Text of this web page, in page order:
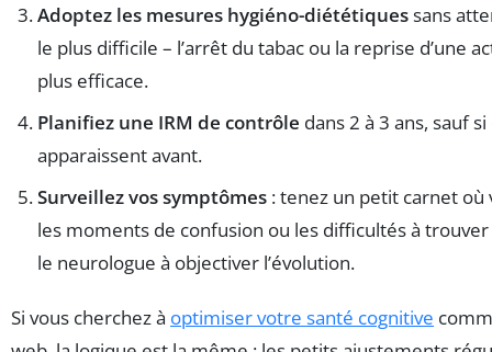
Adoptez les mesures hygiéno-diététiquessans
le plus difficile – l’arrêt du tabac ou la reprise d’une
plus efficace.
Planifiez une IRM de contrôle dans 2 à 3 ans, sauf
apparaissent avant.
Surveillez vos symptômes : tenez un petit carnet où
les moments de confusion ou les difficultés à trouver
le neurologue à objectiver l’évolution.
Si vous cherchez à optimiser votre santé cognitive